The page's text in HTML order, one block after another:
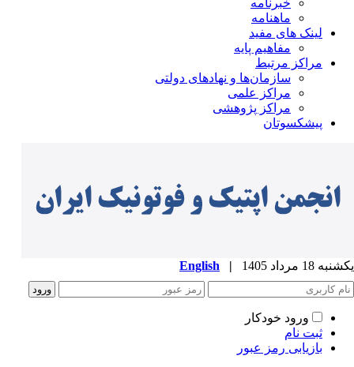
خبرنامه
ماهنامه
لینک های مفید
مفاهیم پایه
مراکز مرتبط
سازمان‌ها و نهادهای دولتی
مراکز علمی
مراکز پژوهشی
پیشکسوتان
18 مرداد 1405 |
English
ورود خودکار
ثبت نام
بازیابی رمز عبور